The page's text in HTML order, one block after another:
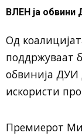
ВЛЕН ја обвини
Од
поддржуваат
обвинија ДУИ
искористи
Премиерот